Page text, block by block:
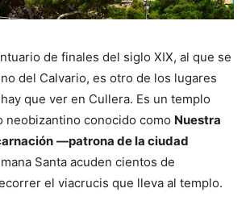
de finales del siglo XIX, al que se
del Calvario, es otro de los lugares
que ver en Cullera. Es un templo
neobizantino conocido como Nuestra
—patrona de la ciudad
Santa acuden cientos de
el viacrucis que lleva al templo.